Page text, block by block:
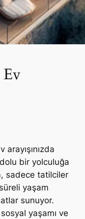
Ev
arayışınızda
bir yolculuğa
sadece tatilciler
yaşam
sunuyor.
yaşamı ve